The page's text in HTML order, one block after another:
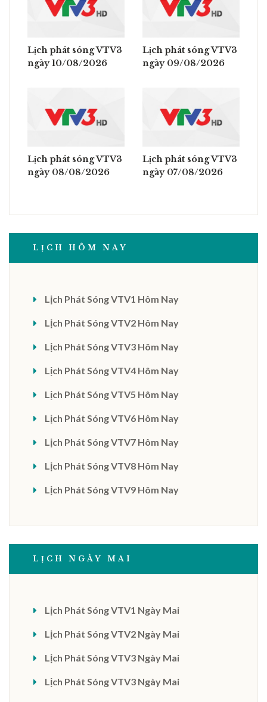
Lịch phát sóng VTV3
ngày 10/08/2026
Lịch phát sóng VTV3
ngày 09/08/2026
Lịch phát sóng VTV3
ngày 08/08/2026
Lịch phát sóng VTV3
ngày 07/08/2026
LỊCH HÔM NAY
Lịch Phát Sóng VTV1 Hôm Nay
Lịch Phát Sóng VTV2 Hôm Nay
Lịch Phát Sóng VTV3 Hôm Nay
Lịch Phát Sóng VTV4 Hôm Nay
Lịch Phát Sóng VTV5 Hôm Nay
Lịch Phát Sóng VTV6 Hôm Nay
Lịch Phát Sóng VTV7 Hôm Nay
Lịch Phát Sóng VTV8 Hôm Nay
Lịch Phát Sóng VTV9 Hôm Nay
LỊCH NGÀY MAI
Lịch Phát Sóng VTV1 Ngày Mai
Lịch Phát Sóng VTV2 Ngày Mai
Lịch Phát Sóng VTV3 Ngày Mai
Lịch Phát Sóng VTV3 Ngày Mai